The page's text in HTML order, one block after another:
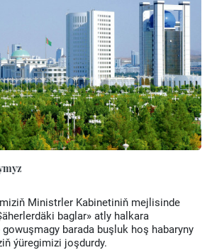
Ministrler Kabinetiniň mejlisinde
baglar» atly halkara
barada buşluk hoş habaryny
ýüregimizi joşdurdy.